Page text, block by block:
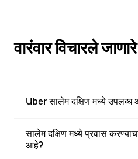
वारंवार विचारले
Uber सालेम दक्षिण मध्ये उपलब्ध
सालेम दक्षिण मध्ये प्रवास
आहे?